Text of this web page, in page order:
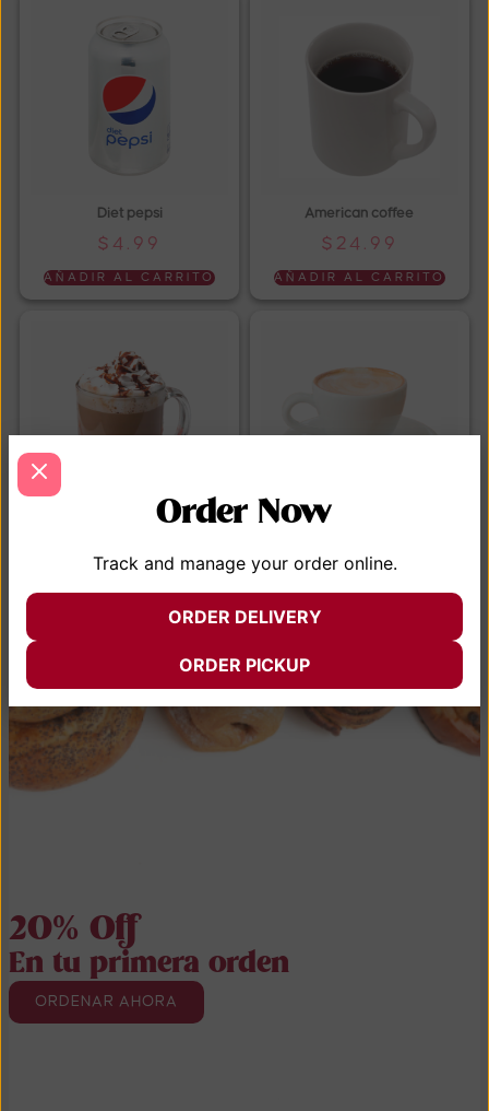
Diet pepsi
$ 4.99
AÑADIR AL CARRITO
American coffee
$ 24.99
AÑADIR AL CARRITO
$24.99 $24.99
20% Off
En tu primera orden
ORDENAR AHORA
Order Now
Track and manage your order online.
ORDER DELIVERY
ORDER PICKUP